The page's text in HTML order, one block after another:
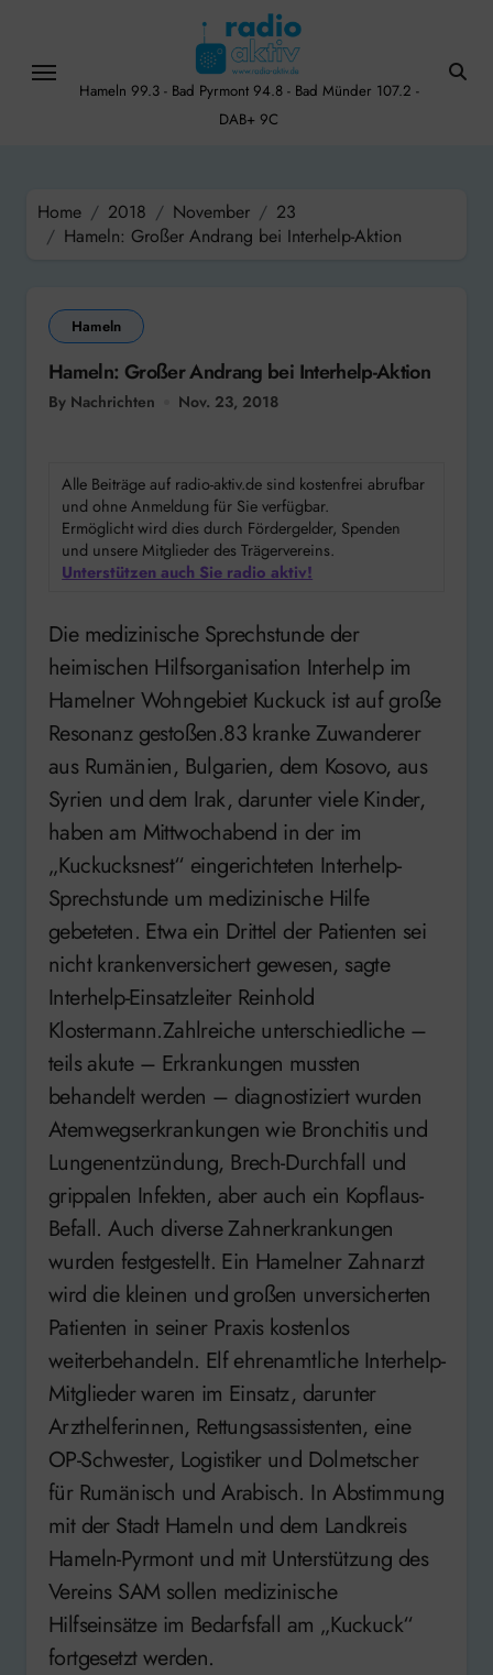
content
Hameln 99.3 - Bad Pyrmont 94.8 - Bad Münder 107.2 -
DAB+ 9C
Home 2018 November
23
Hameln: Großer Andrang bei Interhelp-Aktion
Hameln
Hameln: Großer Andrang bei Interhelp-Aktion
By Nachrichten Nov. 23, 2018
Alle Beiträge auf radio-aktiv.de sind kostenfrei abrufbar
und ohne Anmeldung für Sie verfügbar.
Ermöglicht wird dies durch Fördergelder, Spenden
und unsere Mitglieder des Trägervereins.
Unterstützen auch Sie radio aktiv!
Die medizinische Sprechstunde der
heimischen Hilfsorganisation Interhelp im
Hamelner Wohngebiet Kuckuck ist auf große
Resonanz gestoßen.83 kranke Zuwanderer
aus Rumänien, Bulgarien, dem Kosovo, aus
Syrien und dem Irak, darunter viele Kinder,
haben am Mittwochabend in der im
„Kuckucksnest“ eingerichteten Interhelp-
Sprechstunde um medizinische Hilfe
gebeteten. Etwa ein Drittel der Patienten sei
nicht krankenversichert gewesen, sagte
Interhelp-Einsatzleiter Reinhold
Klostermann.Zahlreiche unterschiedliche –
teils akute – Erkrankungen mussten
behandelt werden – diagnostiziert wurden
Atemwegserkrankungen wie Bronchitis und
Lungenentzündung, Brech-Durchfall und
grippalen Infekten, aber auch ein Kopflaus-
Befall. Auch diverse Zahnerkrankungen
wurden festgestellt. Ein Hamelner Zahnarzt
wird die kleinen und großen unversicherten
Patienten in seiner Praxis kostenlos
weiterbehandeln. Elf ehrenamtliche Interhelp-
Mitglieder waren im Einsatz, darunter
Arzthelferinnen, Rettungsassistenten, eine
OP-Schwester, Logistiker und Dolmetscher
für Rumänisch und Arabisch. In Abstimmung
mit der Stadt Hameln und dem Landkreis
Hameln-Pyrmont und mit Unterstützung des
Vereins SAM sollen medizinische
Hilfseinsätze im Bedarfsfall am „Kuckuck“
fortgesetzt werden.